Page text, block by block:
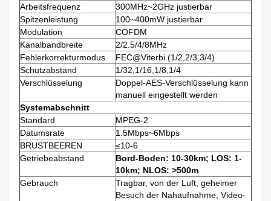
Arbeitsfrequenz
300MHz~2GHz justierbar
Spitzenleistung
100~400mW justierbar
Modulation
COFDM
Kanalbandbreite
2/2.5/4/8MHz
Fehlerkorrekturmodus
FEC@Viterbi (1/2,2/3,3/4)
Schutzabstand
1/32,1/16,1/8,1/4
Verschlüsselung
Doppel-AES-Verschlüsselung kann
manuell eingestellt werden
Systemabschnitt
Standard
MPEG-2
Datumsrate
1.5Mbps~6Mbps
BRUSTBEEREN
≤10-6
Getriebeabstand
Bord-Boden: 10-30km; LOS: 1-
10km; NLOS: >500m
Gebrauch
Tragbar, von der Luft, geheimer
Besuch der Nahaufnahme, Video-